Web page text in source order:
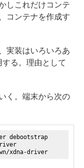
しこれだけコンテ
コンテナを作成す
実装はいろいろあ
する。理由として
く。端末から次の
debootstrap
xdna-driver